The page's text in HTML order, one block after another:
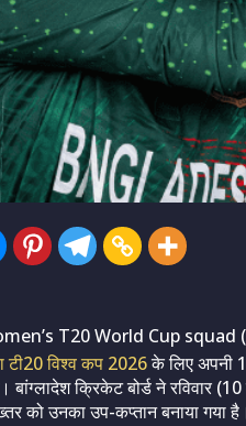
T20 World Cup squad
टी20 विश्व कप 2026के लिए अपनी
क्रिकेट बोर्ड ने रविवार (10
को उनका उप-कप्तान बनाया गया है।